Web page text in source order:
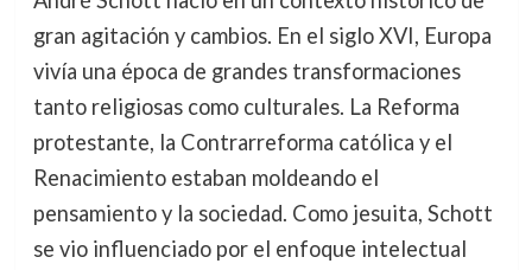
gran agitación y cambios. En el siglo XVI, Europa
vivía una época de grandes transformaciones
tanto religiosas como culturales. La Reforma
protestante, la Contrarreforma católica y el
Renacimiento estaban moldeando el
pensamiento y la sociedad. Como jesuita, Schott
se vio influenciado por el enfoque intelectual